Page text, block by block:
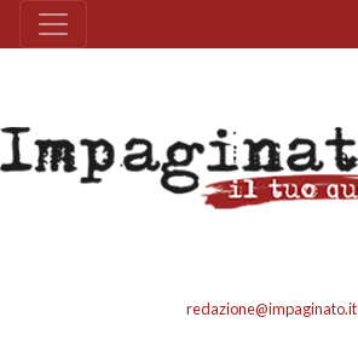
redazione@impaginato.it